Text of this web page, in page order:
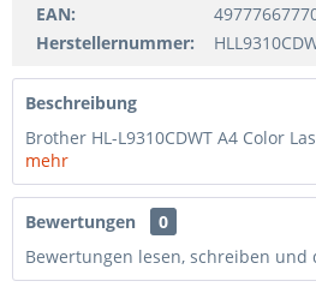
EAN:
Herstellernummer:
Beschreibung
Brother HL-L9310CDWT A4 Color
mehr
Bewertungen
0
Bewertungen lesen, schreiben und